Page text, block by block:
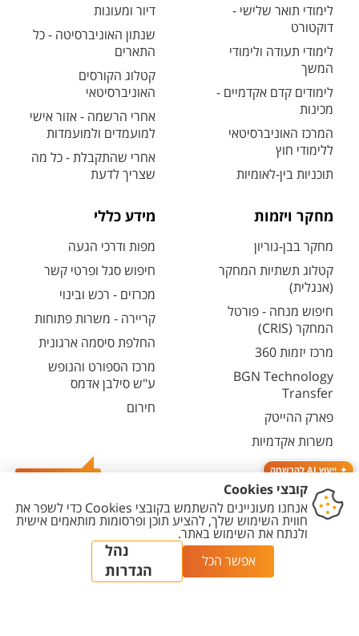
ייעוץ AI להרשמה
לימודי תואר שלישי -
דוקטורט
לימודי תעודה ולימודי
המשך
לימודים קדם אקדמיים -
מכינות
המרכז האוניברסיטאי
ללימודי חוץ
תוכניות בין-לאומיות
דיור ומעונות
שנתון האוניברסיטה - כל
התארים
קטלוג הקורסים
האוניברסיטאי
אחרי הרשמה - אזור אישי
למועמדים ולמועמדות
אחרי שהתקבלת - כל מה
שצריך לדעת
מחקר ויזמות
מחקר בבן-גוריון
קטלוג תשתיות המחקר
(אנגלית)
חיפוש מנחה - פורטל
המחקר (CRIS)
מרכז יזמות 360
BGN Technology
Transfer
פארק ההייטק
משרות אקדמיות
מידע כללי
מפות ודרכי הגעה
חיפוש סגל ופרטי קשר
מכרזים - רכש ובינוי
קריירה - משרות פתוחות
החלפת סיסמה ארגונית
מרכז הספורט והנופש
ע"ש סילבן אדמס
חירום
נגישות
מדיניות
מדיניות עריכת
תוכן